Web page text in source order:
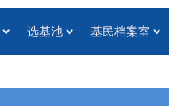
选基池 基民档案室